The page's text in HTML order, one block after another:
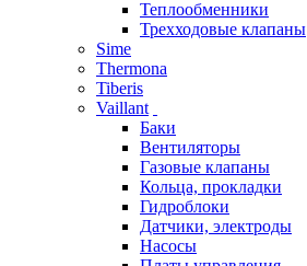
Теплообменники
Трехходовые клапаны
Sime
Thermona
Tiberis
Vaillant
Баки
Вентиляторы
Газовые клапаны
Кольца, прокладки
Гидроблоки
Датчики, электроды
Насосы